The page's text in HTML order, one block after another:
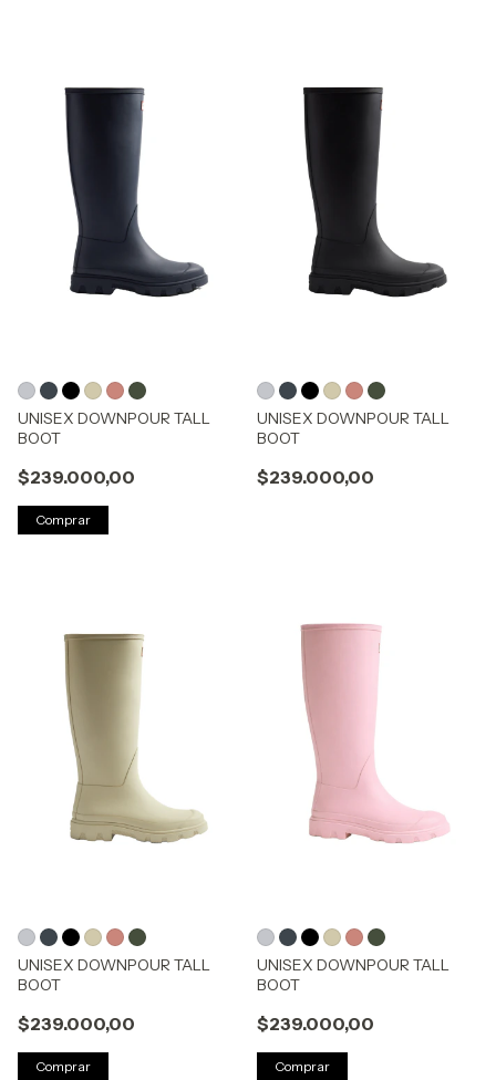
UNISEX DOWNPOUR TALL
BOOT
$239.000,00
Comprar
UNISEX DOWNPOUR TALL
BOOT
$239.000,00
UNISEX DOWNPOUR TALL
BOOT
$239.000,00
Comprar
UNISEX DOWNPOUR TALL
BOOT
$239.000,00
Comprar